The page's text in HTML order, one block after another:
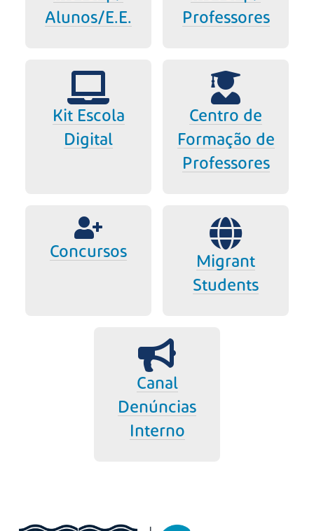
Alunos/E.E.
Professores
Kit Escola
Digital
Centro de
Formação de
Professores
Concursos
Migrant
Students
Canal
Denúncias
Interno